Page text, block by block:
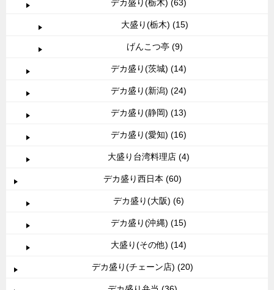
デカ盛り(栃木) (63)
大盛り(栃木) (15)
げんこつ亭 (9)
デカ盛り(茨城) (14)
デカ盛り(新潟) (24)
デカ盛り(静岡) (13)
デカ盛り(愛知) (16)
大盛り台湾料理店 (4)
デカ盛り西日本 (60)
デカ盛り(大阪) (6)
デカ盛り(沖縄) (15)
大盛り(その他) (14)
デカ盛り(チェーン店) (20)